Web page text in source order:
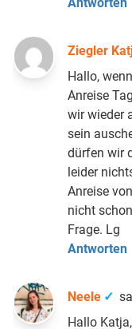
Antworten
Ziegler
Hallo,
Anreise
wir wieder
sein
dürfen wir
leider
Anreise
nicht
Frage. Lg
Antworten
Neele
Hallo